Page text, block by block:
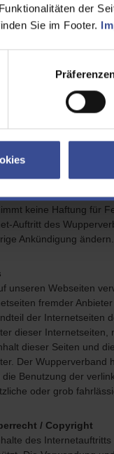
der
Sie im Footer.
Design
D'Images ebusiness
des
oder Garantie für die
gestellten Daten ist
keine Haftung für
Auftritt des
Ankündigung ändern.
unseren Webseiten
fremder
der Internetseiten
dieser Internetseiten,
dieser Seiten und
Der Wupperverband
die Benutzung der
oder grob
/ Copyright
des